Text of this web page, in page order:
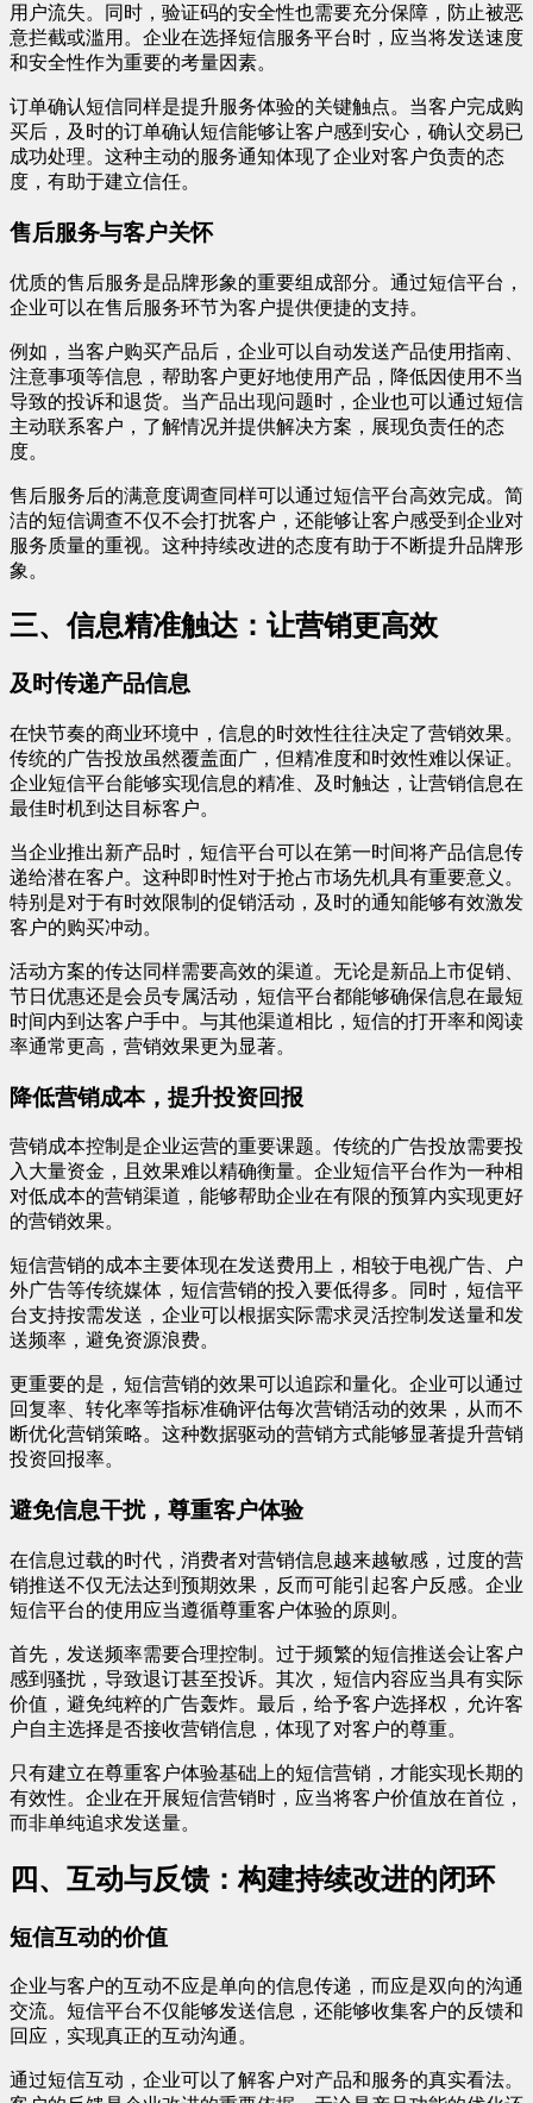
用户流失。同时，验证码的安全性也需要充分保障，防止被恶
意拦截或滥用。企业在选择短信服务平台时，应当将发送速度
和安全性作为重要的考量因素。
订单确认短信同样是提升服务体验的关键触点。当客户完成购
买后，及时的订单确认短信能够让客户感到安心，确认交易已
成功处理。这种主动的服务通知体现了企业对客户负责的态
度，有助于建立信任。
售后服务与客户关怀
优质的售后服务是品牌形象的重要组成部分。通过短信平台，
企业可以在售后服务环节为客户提供便捷的支持。
例如，当客户购买产品后，企业可以自动发送产品使用指南、
注意事项等信息，帮助客户更好地使用产品，降低因使用不当
导致的投诉和退货。当产品出现问题时，企业也可以通过短信
主动联系客户，了解情况并提供解决方案，展现负责任的态
度。
售后服务后的满意度调查同样可以通过短信平台高效完成。简
洁的短信调查不仅不会打扰客户，还能够让客户感受到企业对
服务质量的重视。这种持续改进的态度有助于不断提升品牌形
象。
三、信息精准触达：让营销更高效
及时传递产品信息
在快节奏的商业环境中，信息的时效性往往决定了营销效果。
传统的广告投放虽然覆盖面广，但精准度和时效性难以保证。
企业短信平台能够实现信息的精准、及时触达，让营销信息在
最佳时机到达目标客户。
当企业推出新产品时，短信平台可以在第一时间将产品信息传
递给潜在客户。这种即时性对于抢占市场先机具有重要意义。
特别是对于有时效限制的促销活动，及时的通知能够有效激发
客户的购买冲动。
活动方案的传达同样需要高效的渠道。无论是新品上市促销、
节日优惠还是会员专属活动，短信平台都能够确保信息在最短
时间内到达客户手中。与其他渠道相比，短信的打开率和阅读
率通常更高，营销效果更为显著。
降低营销成本，提升投资回报
营销成本控制是企业运营的重要课题。传统的广告投放需要投
入大量资金，且效果难以精确衡量。企业短信平台作为一种相
对低成本的营销渠道，能够帮助企业在有限的预算内实现更好
的营销效果。
短信营销的成本主要体现在发送费用上，相较于电视广告、户
外广告等传统媒体，短信营销的投入要低得多。同时，短信平
台支持按需发送，企业可以根据实际需求灵活控制发送量和发
送频率，避免资源浪费。
更重要的是，短信营销的效果可以追踪和量化。企业可以通过
回复率、转化率等指标准确评估每次营销活动的效果，从而不
断优化营销策略。这种数据驱动的营销方式能够显著提升营销
投资回报率。
避免信息干扰，尊重客户体验
在信息过载的时代，消费者对营销信息越来越敏感，过度的营
销推送不仅无法达到预期效果，反而可能引起客户反感。企业
短信平台的使用应当遵循尊重客户体验的原则。
首先，发送频率需要合理控制。过于频繁的短信推送会让客户
感到骚扰，导致退订甚至投诉。其次，短信内容应当具有实际
价值，避免纯粹的广告轰炸。最后，给予客户选择权，允许客
户自主选择是否接收营销信息，体现了对客户的尊重。
只有建立在尊重客户体验基础上的短信营销，才能实现长期的
有效性。企业在开展短信营销时，应当将客户价值放在首位，
而非单纯追求发送量。
四、互动与反馈：构建持续改进的闭环
短信互动的价值
企业与客户的互动不应是单向的信息传递，而应是双向的沟通
交流。短信平台不仅能够发送信息，还能够收集客户的反馈和
回应，实现真正的互动沟通。
通过短信互动，企业可以了解客户对产品和服务的真实看法。